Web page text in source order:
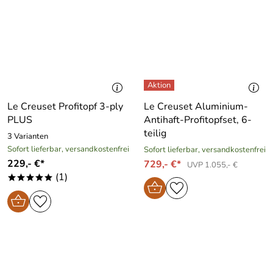
Le Creuset Profitopf 3-ply
PLUS
3 Varianten
Sofort lieferbar, versandkostenfrei
229,- €*
***** (1)
Le Creuset Aluminium-
Antihaft-Profitopfset, 6-
teilig
Sofort lieferbar, versandkostenfrei
729,- €* UVP 1.055,- €